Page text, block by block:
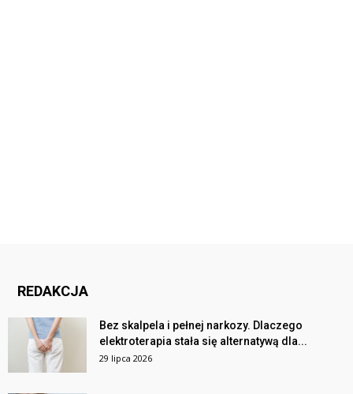
REDAKCJA
Bez skalpela i pełnej narkozy. Dlaczego
elektroterapia stała się alternatywą dla...
29 lipca 2026